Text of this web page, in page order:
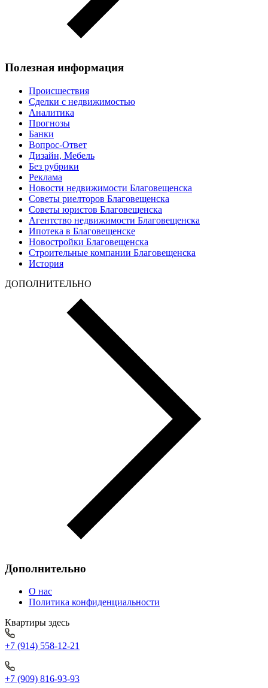
Полезная информация
Происшествия
Сделки с недвижимостью
Аналитика
Прогнозы
Банки
Вопрос-Ответ
Дизайн, Мебель
Без рубрики
Реклама
Новости недвижимости Благовещенска
Советы риелторов Благовещенска
Советы юристов Благовещенска
Агентство недвижимости Благовещенска
Ипотека в Благовещенске
Новостройки Благовещенска
Строительные компании Благовещенска
История
ДОПОЛНИТЕЛЬНО
Дополнительно
О нас
Политика конфиденциальности
Квартиры здесь
+7 (914) 558-12-21
+7 (909) 816-93-93